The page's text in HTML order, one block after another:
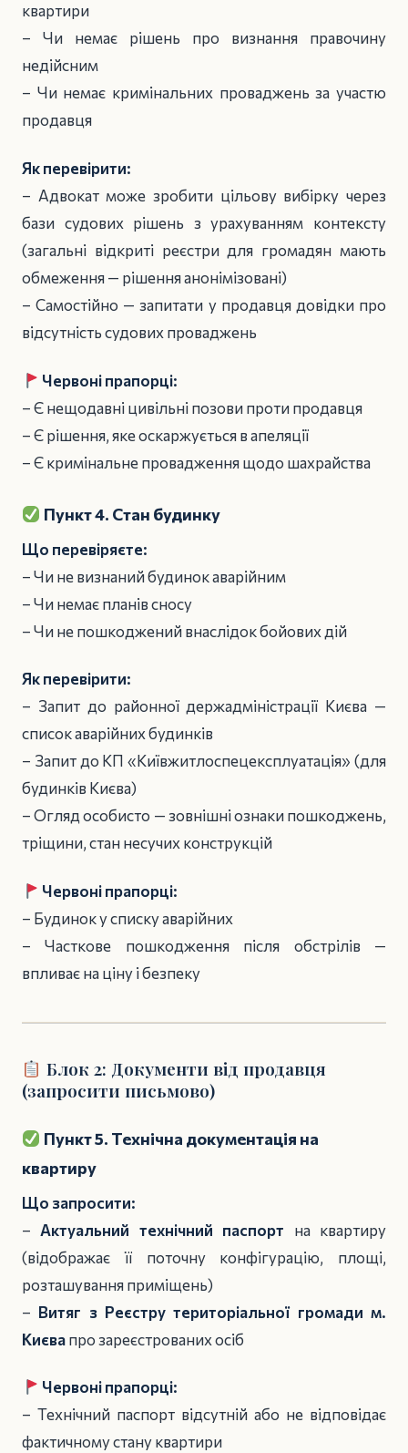
квартири
– Чи немає рішень про визнання правочину
недійсним
– Чи немає кримінальних проваджень за участю
продавця
Як перевірити:
– Адвокат може зробити цільову вибірку через
бази судових рішень з урахуванням контексту
(загальні відкриті реєстри для громадян мають
обмеження — рішення анонімізовані)
– Самостійно — запитати у продавця довідки про
відсутність судових проваджень
Червоні прапорці:
– Є нещодавні цивільні позови проти продавця
– Є рішення, яке оскаржується в апеляції
– Є кримінальне провадження щодо шахрайства
Пункт 4. Стан будинку
Що перевіряєте:
– Чи не визнаний будинок аварійним
– Чи немає планів сносу
– Чи не пошкоджений внаслідок бойових дій
Як перевірити:
– Запит до районної держадміністрації Києва —
список аварійних будинків
– Запит до КП «Київжитлоспецексплуатація» (для
будинків Києва)
– Огляд особисто — зовнішні ознаки пошкоджень,
тріщини, стан несучих конструкцій
Червоні прапорці:
– Будинок у списку аварійних
– Часткове пошкодження після обстрілів —
впливає на ціну і безпеку
Блок 2: Документи від продавця
(запросити письмово)
Пункт 5. Технічна документація на
квартиру
Що запросити:
–Актуальний технічний паспорт на квартиру
(відображає її поточну конфігурацію, площі,
розташування приміщень)
– Витяг з Реєстру територіальної громади м.
Києвапро зареєстрованих осіб
Червоні прапорці:
– Технічний паспорт відсутній або не відповідає
фактичному стану квартири